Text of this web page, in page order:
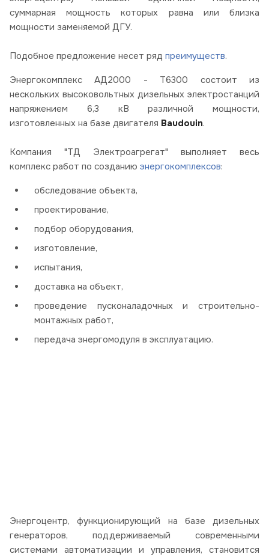
суммарная мощность которых равна или близка
мощности заменяемой ДГУ.
Подобное предложение несет ряд преимуществ.
Энергокомплекс АД2000 - Т6300 состоит из
нескольких высоковольтных дизельных электростанций
напряжением 6,3 кВ различной мощности,
изготовленных на базе двигателя Baudouin.
Компания "ТД Электроагрегат" выполняет весь
комплекс работ по созданию энергокомплексов:
обследование объекта,
проектирование,
подбор оборудования,
изготовление,
испытания,
доставка на объект,
проведение пусконаладочных и строительно-
монтажных работ,
передача энергомодуля в эксплуатацию.
Энергоцентр, функционирующий на базе дизельных
генераторов, поддерживаемый современными
системами автоматизации и управления, становится